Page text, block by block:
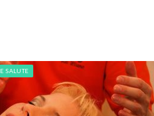
SALUTE